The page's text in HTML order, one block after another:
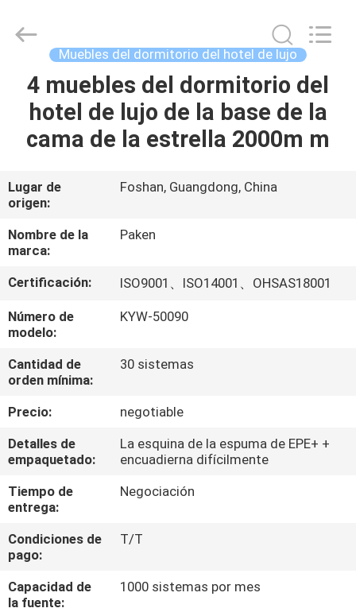
HOGAR
PRODUCTOS
SOBRE
NOSOTROS
VIAJE
DE
LA
FÁBRICA
DE
CALIDAD
ÉNTRENOS
EN
CONTACTO
CON
Furniture
Reserved.
Muebles del dormitorio del hotel de lujo
4 muebles del dormitorio del
hotel de lujo de la base de la
cama de la estrella 2000m m
Lugar de
origen:
Foshan, Guangdong, China
Nombre de la
marca:
Paken
Certificación: ISO9001、ISO14001、OHSAS18001
Número de
modelo:
KYW-50090
Cantidad de
orden mínima:
30 sistemas
Precio:
negotiable
Detalles de
empaquetado:
La esquina de la espuma de EPE+ +
encuadierna difícilmente
Tiempo de
entrega:
Negociación
Condiciones de
pago:
T/T
Capacidad de
la fuente:
1000 sistemas por mes